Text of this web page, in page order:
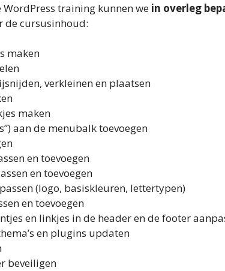
training kunnen we in overleg
de cursusinhoud:
maken
verkleinen en plaatsen
maken
aan de menubalk toevoegen
en toevoegen
en toevoegen
(logo, basiskleuren, lettertypen)
en toevoegen
en linkjes in de header en de footer
en plugins updaten
beveiligen